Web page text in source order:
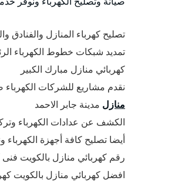
تصليح كهرباء المنازل
تمديد شبكات خطوط الكهرباء
كهربائي منازل مبارك الكبير
نقدم مشاريع للشركات
منازل مدينة جابر الاحمد
الكشف عن عدادات الكهرباء
أيضا تصليح كافة أجهزة
رقم كهربائي منازل بالكويت فنى
افضل كهربائي منازل بالكويت